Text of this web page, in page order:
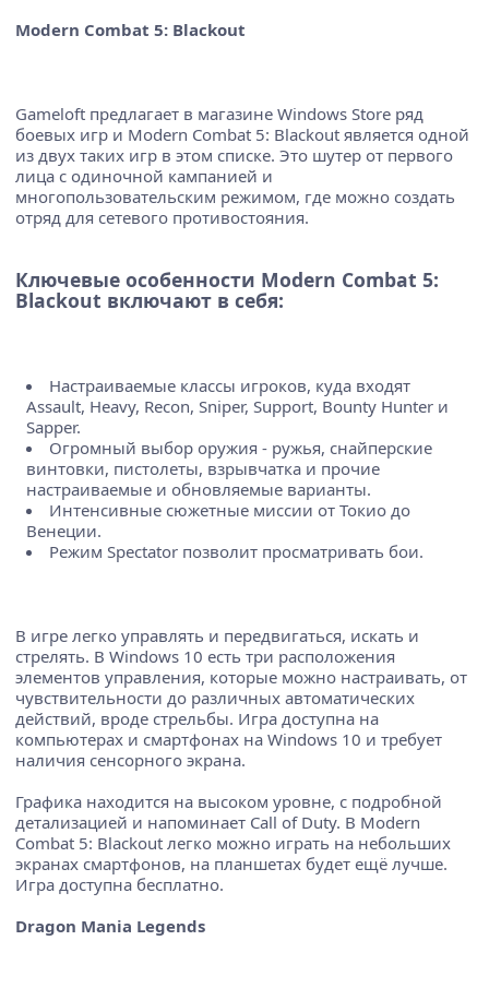
Modern Combat 5: Blackout
Gameloft предлагает в магазине Windows Store ряд
боевых игр и Modern Combat 5: Blackout является одной
из двух таких игр в этом списке. Это шутер от первого
лица с одиночной кампанией и
многопользовательским режимом, где можно создать
отряд для сетевого противостояния.
Ключевые особенности Modern Combat 5:
Blackout включают в себя:
Настраиваемые классы игроков, куда входят
Assault, Heavy, Recon, Sniper, Support, Bounty Hunter и
Sapper.
Огромный выбор оружия - ружья, снайперские
винтовки, пистолеты, взрывчатка и прочие
настраиваемые и обновляемые варианты.
Интенсивные сюжетные миссии от Токио до
Венеции.
Режим Spectator позволит просматривать бои.
В игре легко управлять и передвигаться, искать и
стрелять. В Windows 10 есть три расположения
элементов управления, которые можно настраивать, от
чувствительности до различных автоматических
действий, вроде стрельбы. Игра доступна на
компьютерах и смартфонах на Windows 10 и требует
наличия сенсорного экрана.
Графика находится на высоком уровне, с подробной
детализацией и напоминает Call of Duty. В Modern
Combat 5: Blackout легко можно играть на небольших
экранах смартфонов, на планшетах будет ещё лучше.
Игра доступна бесплатно.
Dragon Mania Legends